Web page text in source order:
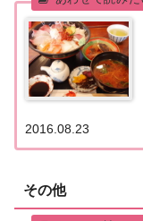
2016.08.23
その他